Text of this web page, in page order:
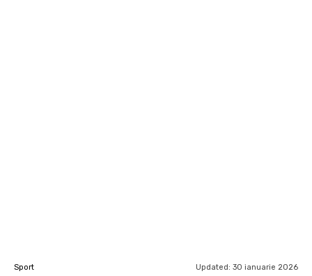
Sport Updated: 30 ianuarie 2026